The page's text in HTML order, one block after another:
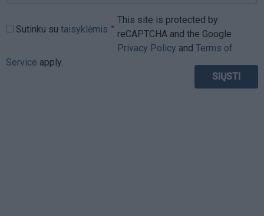
Sutinku su taisyklėmis
This site is protected by
reCAPTCHA and the Google
Privacy Policy and Terms of
Service apply.